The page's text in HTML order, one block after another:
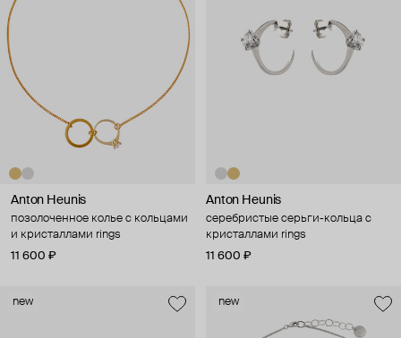
Anton Heunis
позолоченное колье с кольцами
и кристаллами rings
11 600 ₽
Anton Heunis
серебристые серьги-кольца с
кристаллами rings
11 600 ₽
new new